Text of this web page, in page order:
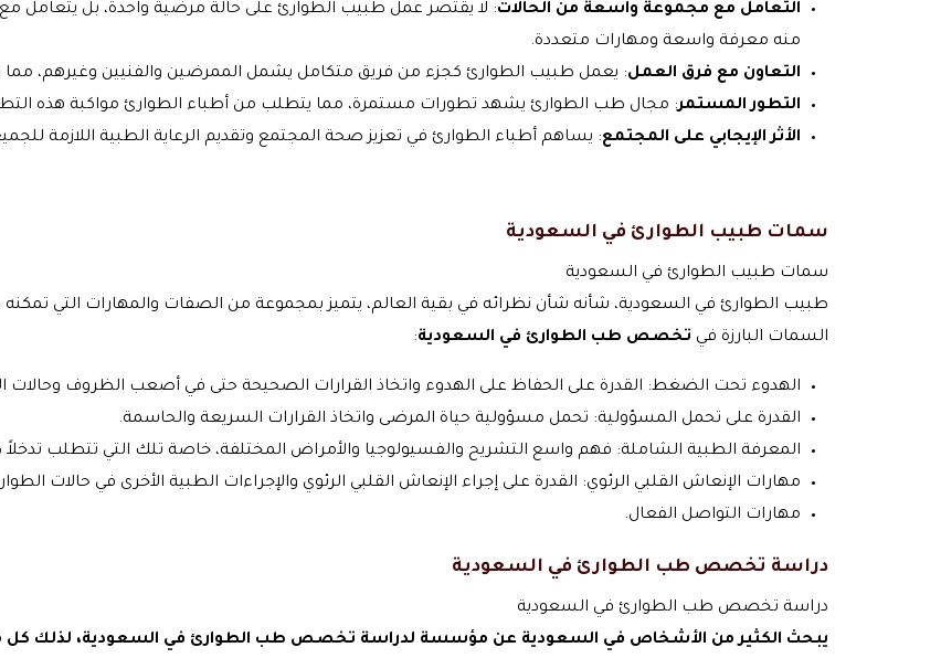
التعامل مع مجموعة واسعة من الحالات: لا يقتصر عمل طبيب الطوارئ على حالة مرضية واحدة، بل يتعامل
منه معرفة واسعة ومهارات متعددة.
التعاون مع فرق العمل: يعمل طبيب الطوارئ كجزء من فريق متكامل يشمل الممرضين والفنيين وغيرهم، مما
التطور المستمر: مجال طب الطوارئ يشهد تطورات مستمرة، مما يتطلب من أطباء الطوارئ مواكبة هذه
الأثر الإيجابي على المجتمع: يساهم أطباء الطوارئ في تعزيز صحة المجتمع وتقديم الرعاية الطبية اللازمة
سمات طبيب الطوارئ في السعودية
سمات طبيب الطوارئ في السعودية
طبيب الطوارئ في السعودية، شأنه شأن نظرائه في بقية العالم، يتميز بمجموعة من الصفات والمهارات التي
السمات البارزة في تخصص طب الطوارئ في السعودية:
الهدوء تحت الضغط: القدرة على الحفاظ على الهدوء واتخاذ القرارات الصحيحة حتى في أصعب الظروف وحالات
القدرة على تحمل المسؤولية: تحمل مسؤولية حياة المرضى واتخاذ القرارات السريعة والحاسمة.
المعرفة الطبية الشاملة: فهم واسع التشريح والفسيولوجيا والأمراض المختلفة، خاصة تلك التي تتطلب تدخلاً
مهارات الإنعاش القلبي الرئوي: القدرة على إجراء الإنعاش القلبي الرئوي والإجراءات الطبية الأخرى في حالات
مهارات التواصل الفعال.
دراسة تخصص طب الطوارئ في السعودية
دراسة تخصص طب الطوارئ في السعودية
يبحث الكثير من الأشخاص في السعودية عن مؤسسة لدراسة تخصص طب الطوارئ في السعودية، لذلك كل ما